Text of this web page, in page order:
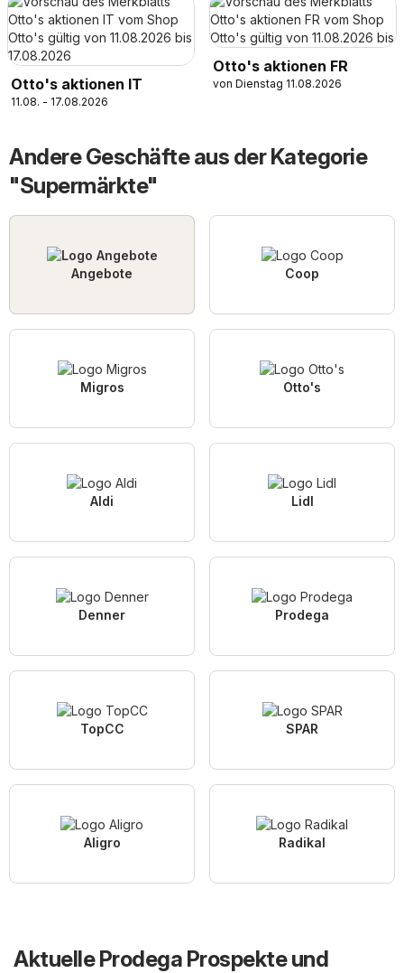
Otto's aktionen IT
11.08. - 17.08.2026
Otto's aktionen FR
von Dienstag 11.08.2026
Andere Geschäfte aus der Kategorie
"Supermärkte"
Angebote Coop
Migros Otto's
Aldi Lidl
Denner Prodega
TopCC SPAR
Aligro Radikal
Aktuelle Prodega Prospekte und